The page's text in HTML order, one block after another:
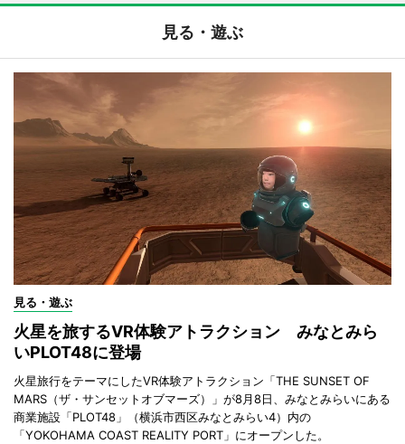
見る・遊ぶ
見る・遊ぶ
火星を旅するVR体験アトラクション みなとみら
いPLOT48に登場
火星旅行をテーマにしたVR体験アトラクション「THE SUNSET OF
MARS（ザ・サンセットオブマーズ）」が8月8日、みなとみらいにある
商業施設「PLOT48」（横浜市西区みなとみらい4）内の
「YOKOHAMA COAST REALITY PORT」にオープンした。